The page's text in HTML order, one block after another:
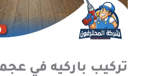
تركيب باركيه في